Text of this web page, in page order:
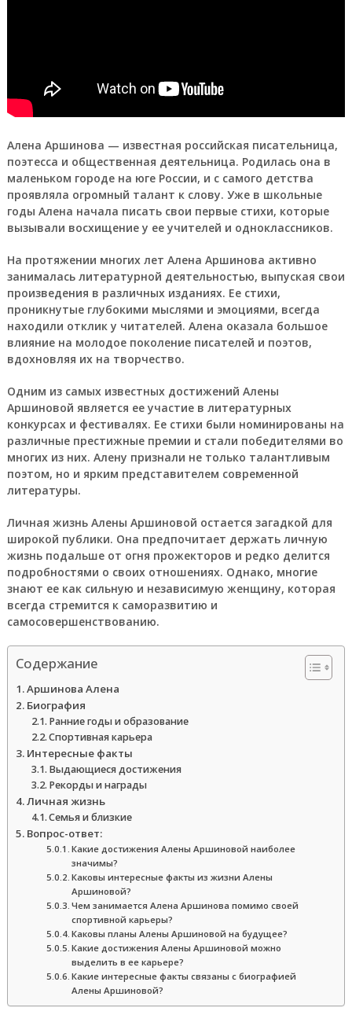
Алена Аршинова — известная российская писательница,
поэтесса и общественная деятельница. Родилась она в
маленьком городе на юге России, и с самого детства
проявляла огромный талант к слову. Уже в школьные
годы Алена начала писать свои первые стихи, которые
вызывали восхищение у ее учителей и одноклассников.
На протяжении многих лет Алена Аршинова активно
занималась литературной деятельностью, выпуская свои
произведения в различных изданиях. Ее стихи,
проникнутые глубокими мыслями и эмоциями, всегда
находили отклик у читателей. Алена оказала большое
влияние на молодое поколение писателей и поэтов,
вдохновляя их на творчество.
Одним из самых известных достижений Алены
Аршиновой является ее участие в литературных
конкурсах и фестивалях. Ее стихи были номинированы на
различные престижные премии и стали победителями во
многих из них. Алену признали не только талантливым
поэтом, но и ярким представителем современной
литературы.
Личная жизнь Алены Аршиновой остается загадкой для
широкой публики. Она предпочитает держать личную
жизнь подальше от огня прожекторов и редко делится
подробностями о своих отношениях. Однако, многие
знают ее как сильную и независимую женщину, которая
всегда стремится к саморазвитию и
самосовершенствованию.
Содержание
Аршинова Алена
Биография
Ранние годы и образование
Спортивная карьера
Интересные факты
Выдающиеся достижения
Рекорды и награды
Личная жизнь
Семья и близкие
Вопрос-ответ:
Какие достижения Алены Аршиновой наиболее
значимы?
Каковы интересные факты из жизни Алены
Аршиновой?
Чем занимается Алена Аршинова помимо своей
спортивной карьеры?
Каковы планы Алены Аршиновой на будущее?
Какие достижения Алены Аршиновой можно
выделить в ее карьере?
Какие интересные факты связаны с биографией
Алены Аршиновой?